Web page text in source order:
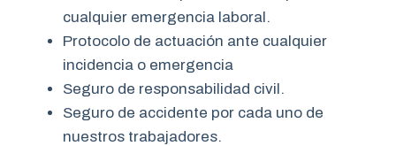
cualquier emergencia laboral.
Protocolo de actuación ante cualquier
incidencia o emergencia
Seguro de responsabilidad civil.
Seguro de accidente por cada uno de
nuestros trabajadores.